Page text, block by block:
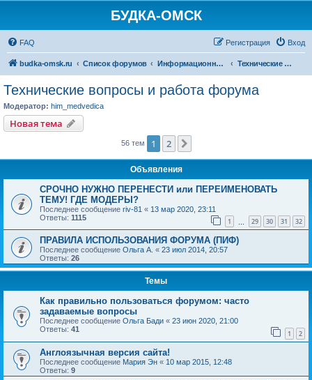
БУДКА-ОМСК
FAQ Вход
Регистрация
budka-omsk.ru Список форумов Информационный раздел Технические вопросы и работа форума
Технические вопросы и работа форума
Модератор: him_medvedica
Новая тема
56 тем 1 2
Объявления
СРОЧНО НУЖНО ПЕРЕНЕСТИ или ПЕРЕИМЕНОВАТЬ
ТЕМУ! ГДЕ МОДЕРЫ?
Последнее сообщение riv-81 « 13 мар 2020, 23:11
Ответы: 1115 1 29 30 31 32
ПРАВИЛА ИСПОЛЬЗОВАНИЯ ФОРУМА (ПИФ)
Последнее сообщение Ольга А. « 23 июл 2014, 20:57
Ответы: 26
Темы
Как правильно пользоваться форумом: часто
задаваемые вопросы
Последнее сообщение Ольга Бади « 23 июн 2020, 21:00
Ответы: 41 1 2
Англоязычная версия сайта!
Последнее сообщение Мария Эн « 10 мар 2015, 12:48
Ответы: 9